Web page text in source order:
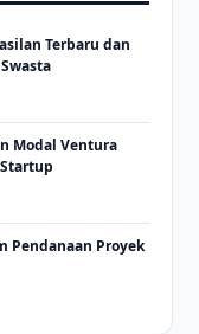
Terbaru dan
Modal Ventura
Pendanaan Proyek